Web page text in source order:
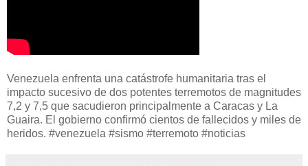
Venezuela enfrenta una catástrofe humanitaria tras el
impacto sucesivo de dos potentes terremotos de magnitudes
7,2 y 7,5 que sacudieron principalmente a Caracas y La
Guaira. El gobierno confirmó cientos de fallecidos y miles de
heridos. #venezuela #sismo #terremoto #noticias